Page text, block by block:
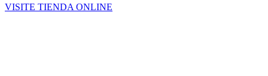
VISITE TIENDA ONLINE